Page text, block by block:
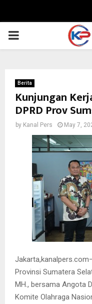
PRIMARY
Berita
Kunjungan
DPRD Prov
by Kanal Pers May 7,
Provinsi Sumatera
MH., bersama Angota
Komite Olahraga